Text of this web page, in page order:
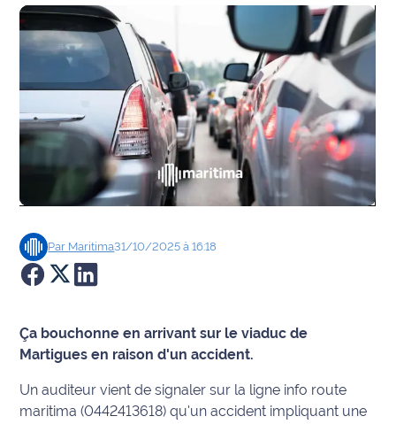
- Aix
OM
Faits
divers
Sports
Société
Culture
Économie
Emploi
Par Maritima31/10/2025 à 16:18
Ça bouchonne en arrivant sur le viaduc de
Martigues en raison d'un accident.
Un auditeur vient de signaler sur la ligne info route
maritima (0442413618) qu'un accident impliquant une